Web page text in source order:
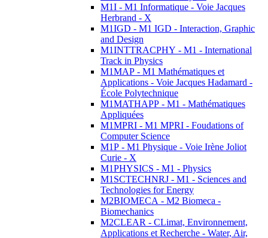
M1I - M1 Informatique - Voie Jacques
Herbrand - X
M1IGD - M1 IGD - Interaction, Graphic
and Design
M1INTTRACPHY - M1 - International
Track in Physics
M1MAP - M1 Mathématiques et
Applications - Voie Jacques Hadamard -
École Polytechnique
M1MATHAPP - M1 - Mathématiques
Appliquées
M1MPRI - M1 MPRI - Foudations of
Computer Science
M1P - M1 Physique - Voie Irène Joliot
Curie - X
M1PHYSICS - M1 - Physics
M1SCTECHNRJ - M1 - Sciences and
Technologies for Energy
M2BIOMECA - M2 Biomeca -
Biomechanics
M2CLEAR - CLimat, Environnement,
Applications et Recherche - Water, Air,